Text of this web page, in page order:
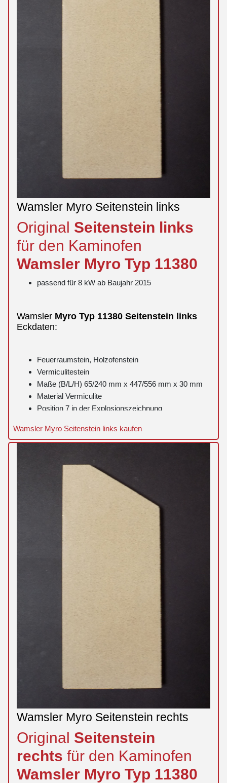
Wamsler Myro Seitenstein links
Original Seitenstein links
für den Kaminofen
Wamsler Myro Typ 11380
passend für 8 kW ab Baujahr 2015
Wamsler Myro Typ 11380 Seitenstein links
Eckdaten:
Feuerraumstein, Holzofenstein
Vermiculitestein
Maße (B/L/H) 65/240 mm x 447/556 mm x 30 mm
Material Vermiculite
Position 7 in der Explosionszeichnung
Wamsler Myro Seitenstein links kaufen
Wamsler Myro Seitenstein rechts
Original Seitenstein
rechts für den Kaminofen
Wamsler Myro Typ 11380